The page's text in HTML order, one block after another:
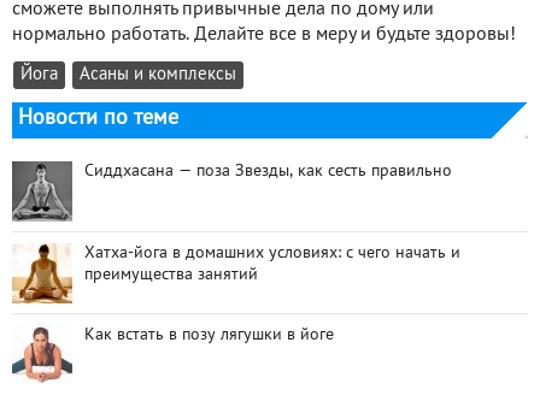
сможете выполнять привычные дела по дому или
нормально работать. Делайте все в меру и будьте здоровы!
Йога Асаны и комплексы
Новости по теме
Сиддхасана — поза Звезды, как сесть правильно
Хатха-йога в домашних условиях: с чего начать и
преимущества занятий
Как встать в позу лягушки в йоге